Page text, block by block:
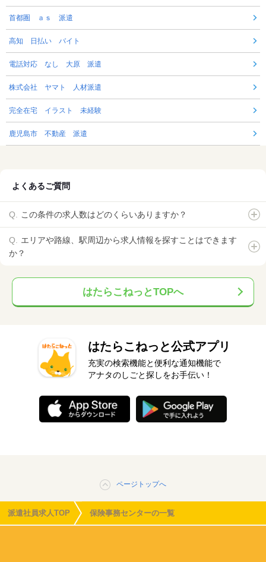
首都圏 ａｓ 派遣
高知 日払い バイト
電話対応 なし 大原 派遣
株式会社 ヤマト 人材派遣
完全在宅 イラスト 未経験
鹿児島市 不動産 派遣
よくあるご質問
この条件の求人数はどのくらいありますか？
エリアや路線、駅周辺から求人情報を探すことはできます
か？
はたらこねっとTOPへ
はたらこねっと公式アプリ
充実の検索機能と便利な通知機能で
アナタのしごと探しをお手伝い！
ページトップへ
派遣社員求人TOP 保険事務センターの一覧